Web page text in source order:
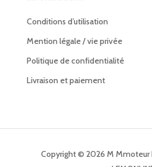
Conditions d’utilisation
Mention légale / vie privée
Politique de confidentialité
Livraison et paiement
Copyright © 2026 M Mmoteur